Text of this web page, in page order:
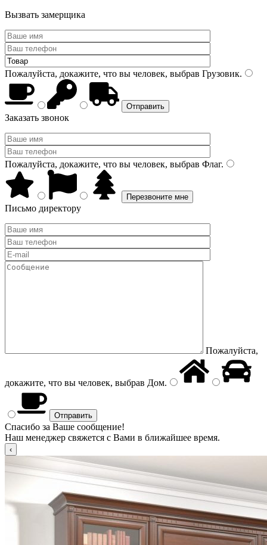
Вызвать замерщика
Пожалуйста, докажите, что вы человек, выбрав Грузовик.
Заказать звонок
Пожалуйста, докажите, что вы человек, выбрав Флаг.
Письмо директору
Пожалуйста,
докажите, что вы человек, выбрав Дом.
Спасибо за Ваше сообщение!
Наш менеджер свяжется с Вами в ближайшее время.